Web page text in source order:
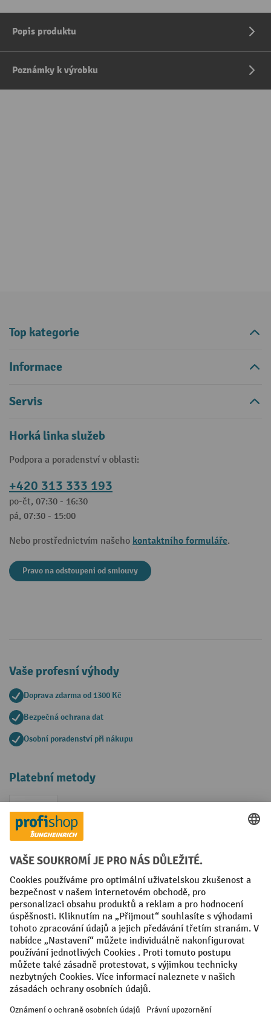
Popis produktu
Poznámky k výrobku
Top kategorie
Informace
Servis
Horká linka služeb
Podpora a poradenství v oblasti:
+420 313 333 193
po-čt, 07:30 - 16:30
pá, 07:30 - 15:00
Nebo prostřednictvím našeho kontaktního formuláře.
Pravo na odstoupeni od smlouvy
Vaše profesní výhody
Doprava zdarma od 1300 Kč
Bezpečná ochrana dat
Osobní poradenství při nákupu
Platební metody
Faktura
Sociální sítě
Facebook
YouTubeLinkedIn
VODP Otisk
Prohlášení o ochraně osobních údajů
Nastavení ochrany osobních údajů
All prices excl. VAT plusshipping costsand possible delivery charges,